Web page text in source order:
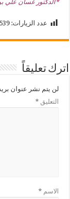
*الدكتور غسان علي
عدد الزيارات: 539
اترك تعليقاً
لن يتم نشر عنوان
التعليق*
الاسم*